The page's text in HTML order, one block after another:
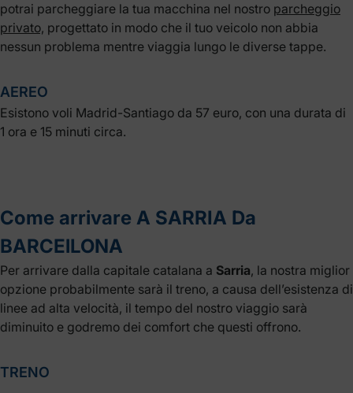
potrai parcheggiare la tua macchina nel nostro parcheggio
privato, progettato in modo che il tuo veicolo non abbia
nessun problema mentre viaggia lungo le diverse tappe.
AEREO
Esistono voli Madrid-Santiago da 57 euro, con una durata di
1 ora e 15 minuti circa.
Come arrivare A SARRIA Da
BARCElLONA
Per arrivare dalla capitale catalana a Sarria, la nostra miglior
opzione probabilmente sarà il treno, a causa dell’esistenza di
linee ad alta velocità, il tempo del nostro viaggio sarà
diminuito e godremo dei comfort che questi offrono.
TRENO